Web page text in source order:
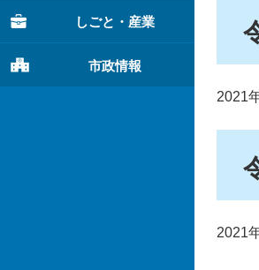
しごと・産業
市政情報
2021
2021